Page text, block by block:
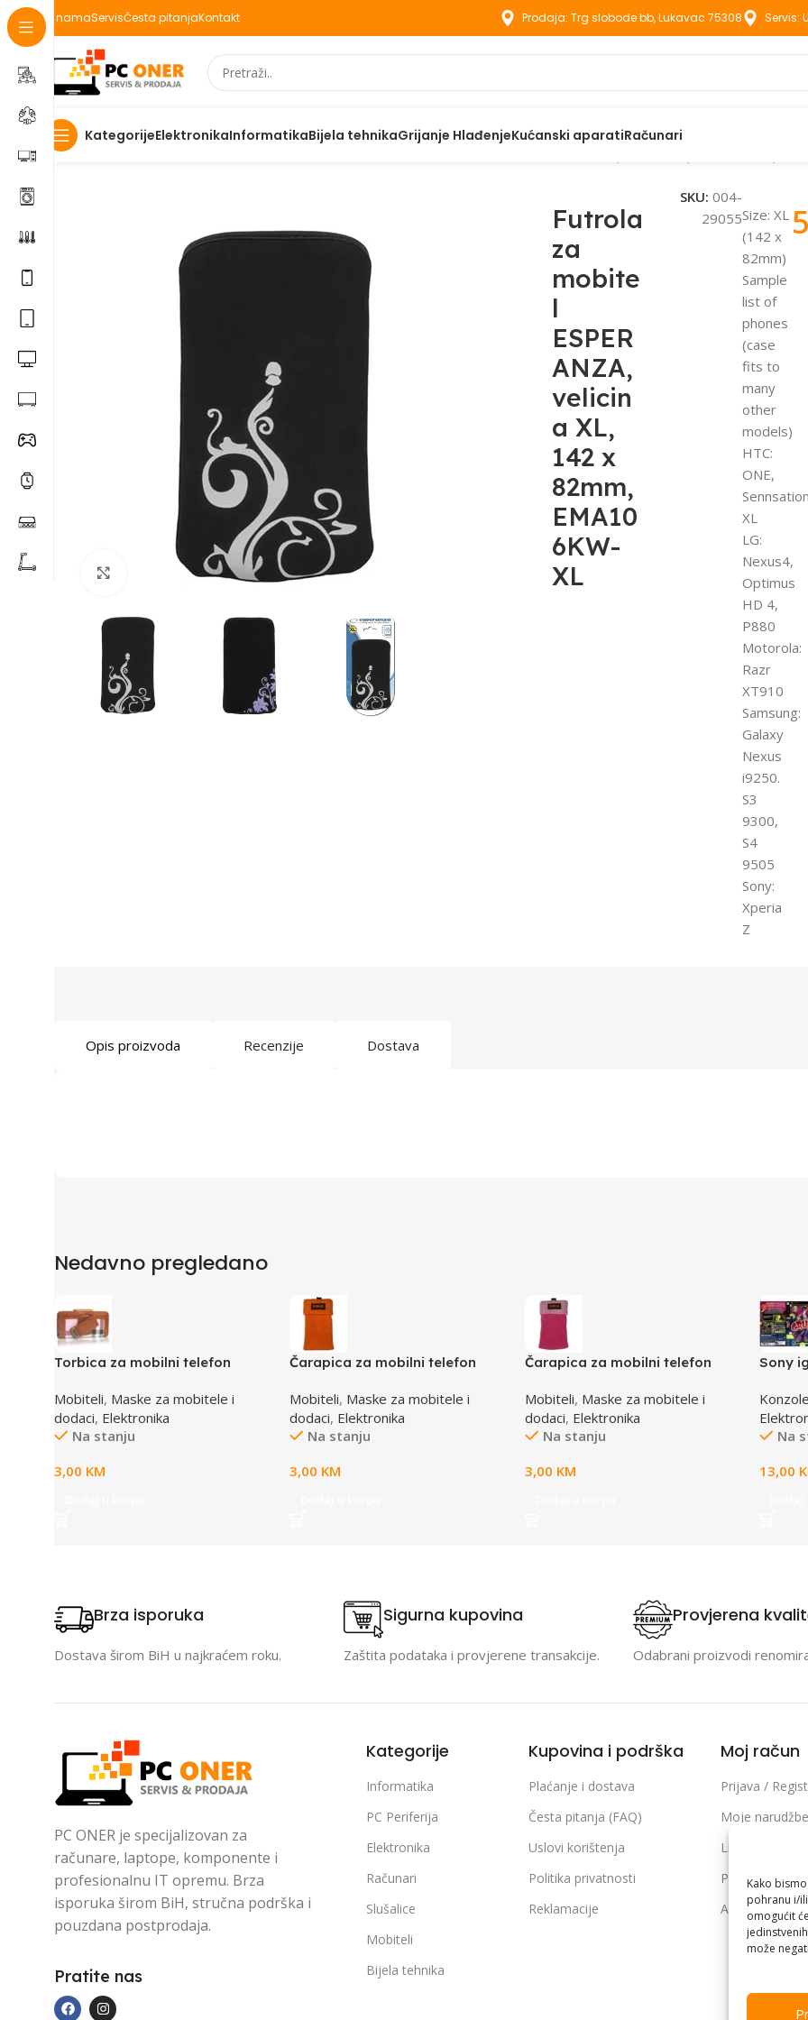
Kako
pohranu i/
omogućit
može
O namaServisČesta pitanjaKontakt Prodaja: Trg slobode bb, Lukavac 75308 Servis:
KategorijeElektronikaInformatikaBijela tehnikaGrijanje HlađenjeKućanski aparatiRačunari
Početna
Click to enlarge
Futrola
za
mobite
l
ESPER
ANZA,
velicin
a XL,
142 x
82mm,
EMA10
6KW-
XL
SKU: 004-
29055Size: XL
(142 x
82mm)
Sample
list of
phones
(case
fits to
many
other
models)
HTC:
ONE,
Sennsation
XL
LG:
Nexus4,
Optimus
HD 4,
P880
Motorola:
Razr
XT910
Samsung:
Galaxy
Nexus
i9250.
S3
9300,
S4
9505
Sony:
Xperia
Z
Opis proizvoda Recenzije Dostava
Nedavno pregledano
Torbica za mobilni telefon
Mobiteli, Maske za mobitele i
dodaci, Elektronika
Na stanju
3,00 KM
Čarapica za mobilni telefon
65x100mm
Mobiteli, Maske za mobitele i
dodaci, Elektronika
Na stanju
3,00 KM
Čarapica za mobilni telefon
65x100mm
Mobiteli, Maske za mobitele i
dodaci, Elektronika
Na stanju
3,00 KM
Sony
Na
13,00
Brza isporuka
Dostava širom BiH u najkraćem roku.
Sigurna kupovina
Zaštita podataka i provjerene transakcije.
Provjerena
Odabrani proizvodi
PC ONER je specijalizovan za
računare, laptope, komponente i
profesionalnu IT opremu. Brza
isporuka širom BiH, stručna podrška i
pouzdana postprodaja.
Pratite nas
Kategorije
Informatika
PC Periferija
Elektronika
Računari
Slušalice
Mobiteli
Bijela tehnika
Kupovina i podrška
Plaćanje i dostava
Česta pitanja (FAQ)
Uslovi korištenja
Politika privatnosti
Reklamacije
Moj račun
Prijava /
Moje narudžbe
Lista želja
Poređenje
Adrese i